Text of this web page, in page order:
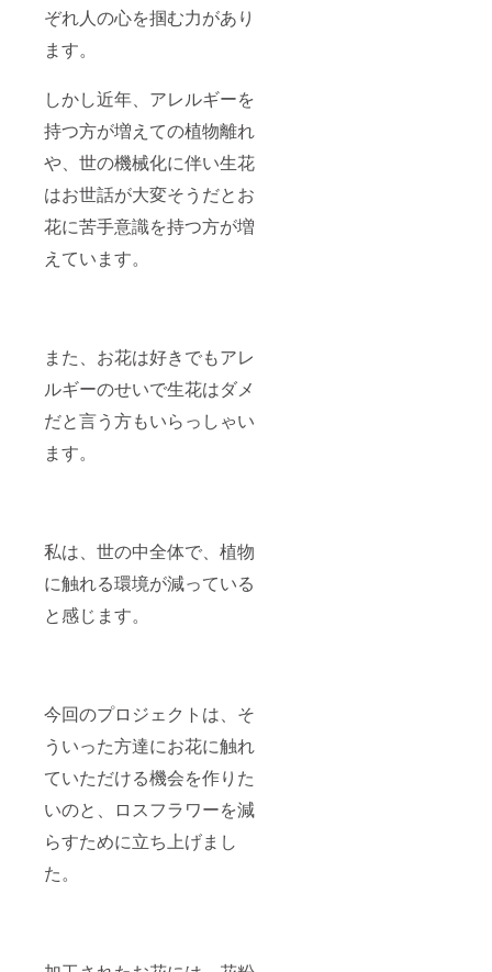
ぞれ人の心を掴む力があり
ます。
しかし近年、アレルギーを
持つ方が増えての植物離れ
や、世の機械化に伴い生花
はお世話が大変そうだとお
花に苦手意識を持つ方が増
えています。
また、お花は好きでもアレ
ルギーのせいで生花はダメ
だと言う方もいらっしゃい
ます。
私は、世の中全体で、植物
に触れる環境が減っている
と感じます。
今回のプロジェクトは、そ
ういった方達にお花に触れ
ていただける機会を作りた
いのと、ロスフラワーを減
らすために立ち上げまし
た。